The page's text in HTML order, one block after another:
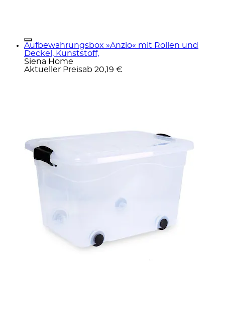
Aufbewahrungsbox »Anzio« mit Rollen und
Deckel, Kunststoff,
Siena Home
Aktueller Preisab 20,19 €